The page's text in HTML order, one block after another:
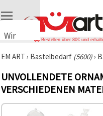
Wir
Cookies
verwenden
Cookies
und
ähnliche
Technologien,
Bestellen über 80€ und
EM ART › Bastelbedarf (5600)›
UNVOLLENDETE
VERSCHIEDENEN